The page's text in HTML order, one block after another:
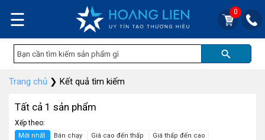
☰ 0
Trang chủ ❯ Kết quả tìm kiếm
Tất cả 1 sản phẩm
Xếp theo:
Mới nhất Bán chạy Giá cao đến thấp Giá thấp đến cao